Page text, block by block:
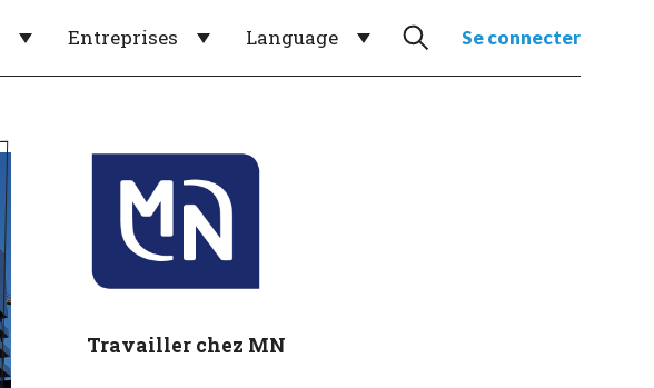
Entreprises Language Se connecter
Travailler chez MN